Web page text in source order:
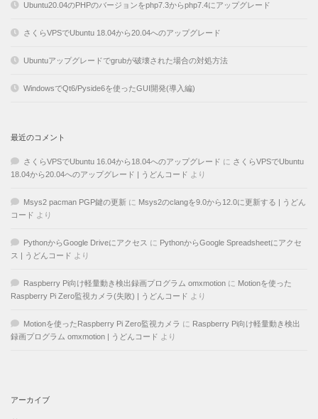
Ubuntu20.04のPHPのバージョンをphp7.3からphp7.4にアップグレード
さくらVPSでUbuntu 18.04から20.04へのアップグレード
Ubuntuアップグレードでgrubが破壊された場合の対処方法
WindowsでQt6/Pyside6を使ったGUI開発(導入編)
最近のコメント
さくらVPSでUbuntu 16.04から18.04へのアップグレード に さくらVPSでUbuntu
18.04から20.04へのアップグレード | うどんコード より
Msys2 pacman PGP鍵の更新 に Msys2のclangを9.0から12.0に更新する | うどん
コード より
PythonからGoogle Driveにアクセス に PythonからGoogle Spreadsheetにアクセ
ス | うどんコード より
Raspberry Pi向け軽量動き検出録画プログラム omxmotion に Motionを使った
Raspberry Pi Zero監視カメラ(失敗) | うどんコード より
Motionを使ったRaspberry Pi Zero監視カメラ に Raspberry Pi向け軽量動き検出
録画プログラム omxmotion | うどんコード より
アーカイブ